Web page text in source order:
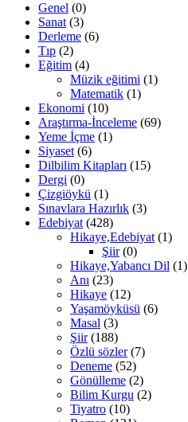
Genel (0)
Sanat (3)
Derleme (6)
Tıp (2)
Eğitim (4)
Müzik eğitimi (1)
Matematik (1)
Ekonomi (10)
Araştırma-İnceleme (69)
Yeme İçme (1)
Siyaset (6)
Dilbilim Kitapları (15)
Dergi (0)
Çizgiöykü (1)
Sınavlara Hazırlık (3)
Edebiyat (428)
Hikaye,Edebiyat (1)
Şiir (0)
Hikaye,Yabancı Dil (1)
Anı (23)
Hikaye (12)
Yaşamöyküsü (6)
Masal (3)
Şiir (188)
Özlü sözler (7)
Deneme (52)
Gönülleme (2)
Bilim Kurgu (2)
Tiyatro (10)